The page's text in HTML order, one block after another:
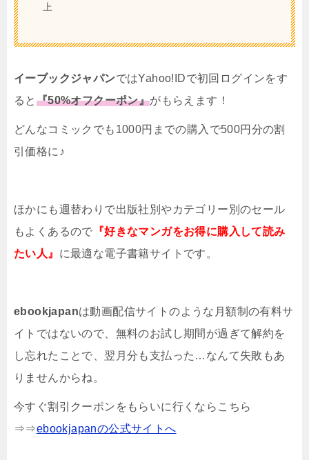
上
イーブックジャパンではYahoo!IDで初回ログインをす
ると 『50%オフクーポン』がもらえます！
どんなコミックでも1000円までの購入で500円分の割
引価格に♪
ほかにも週替わりで出版社別やカテゴリー別のセール
もよくあるので 『好きなマンガをお得に購入して読み
たい人』 に最適な電子書籍サイトです。
ebookjapanは動画配信サイトのような月額制の有料サ
イトではないので、無料のお試し期間が過ぎて解約を
し忘れたことで、翌月分も支払った…なんて失敗もあ
りませんからね。
今すぐ割引クーポンをもらいに行くならこちら
⇒⇒ebookjapanの公式サイトへ